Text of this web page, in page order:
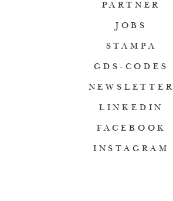
PARTNER
JOBS
STAMPA
GDS-CODES
NEWSLETTER
LINKEDIN
FACEBOOK
INSTAGRAM